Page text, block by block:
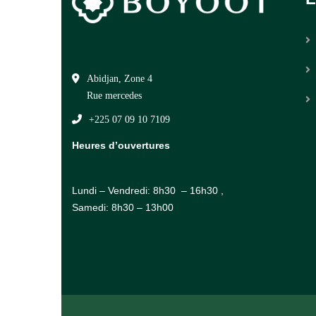
Abidjan, Zone 4
Rue mercedes
+225 07 09 10 7109
Heures d’ouvertures
Lundi – Vendredi: 8h30 – 16h30 ,
Samedi: 8h30 – 13h00